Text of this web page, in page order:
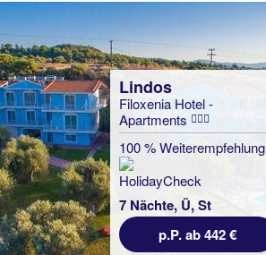
Lindos
Filoxenia Hotel -
Apartments
100 % Weiterempfehlung
7 Nächte, Ü, St
p.P. ab 442 €